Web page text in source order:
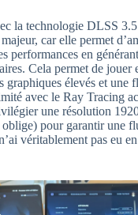
la technologie DLSS
car elle permet
performances en
Cela permet de jouer
graphiques élevés et une
avec le Ray Tracing
une résolution
pour garantir une
véritablement pas eu en